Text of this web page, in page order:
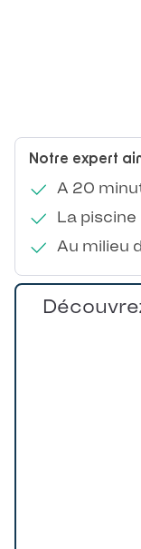
Notre expert
A 20
La
Au milieu